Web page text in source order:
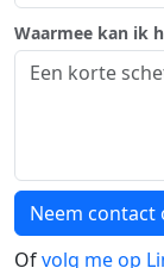
Waarmee kan ik
Neem contact
Ofvolg me op